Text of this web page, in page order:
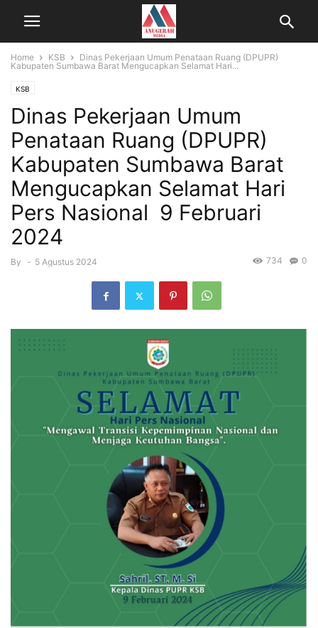
Home KSB
Dinas Pekerjaan Umum Penataan Ruang (DPUPR)
Kabupaten Sumbawa Barat Mengucapkan Selamat Hari...
KSB
Dinas Pekerjaan Umum
Penataan Ruang (DPUPR)
Kabupaten Sumbawa Barat
Mengucapkan Selamat Hari
Pers Nasional 9 Februari
2024
By - 5 Agustus 2024 0
734